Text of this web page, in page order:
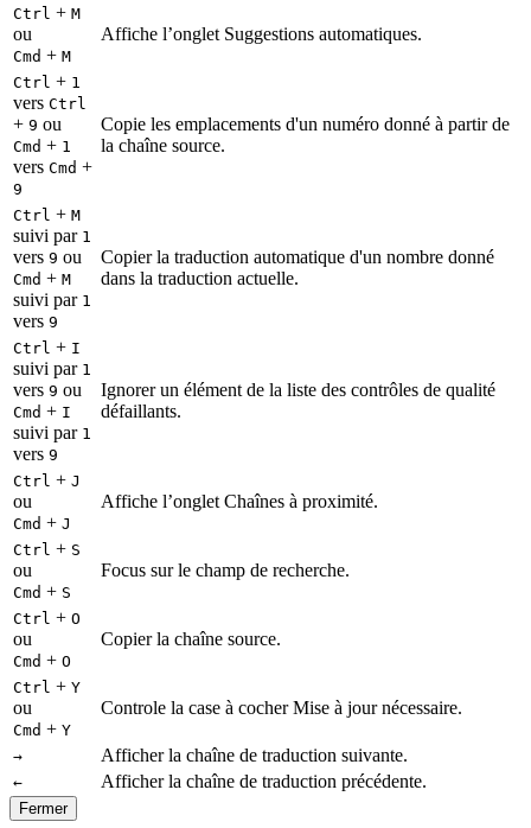
Ctrl + M
ou
Cmd + M
Affiche l’onglet Suggestions automatiques.
Ctrl + 1
vers Ctrl
+ 9 ou
Cmd + 1
vers Cmd +
9
Copie les emplacements d'un numéro donné à partir de
la chaîne source.
Ctrl + M
suivi par 1
vers 9 ou
Cmd + M
suivi par 1
vers 9
Copier la traduction automatique d'un nombre donné
dans la traduction actuelle.
Ctrl + I
suivi par 1
vers 9 ou
Cmd + I
suivi par 1
vers 9
Ignorer un élément de la liste des contrôles de qualité
défaillants.
Ctrl + J
ou
Cmd + J
Affiche l’onglet Chaînes à proximité.
Ctrl + S
ou
Cmd + S
Focus sur le champ de recherche.
Ctrl + O
ou
Cmd + O
Copier la chaîne source.
Ctrl + Y
ou
Cmd + Y
Controle la case à cocher Mise à jour nécessaire.
→ Afficher la chaîne de traduction suivante.
← Afficher la chaîne de traduction précédente.
Fermer